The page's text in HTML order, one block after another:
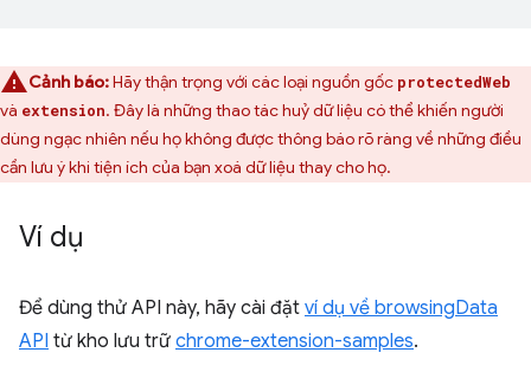
Cảnh báo:Hãy thận trọng với các loại nguồn gốc protectedWeb
và extension. Đây là những thao tác huỷ dữ liệu có thể khiến người
dùng ngạc nhiên nếu họ không được thông báo rõ ràng về những điều
cần lưu ý khi tiện ích của bạn xoá dữ liệu thay cho họ.
Ví dụ
Để dùng thử API này, hãy cài đặt ví dụ về browsingData
API từ kho lưu trữ chrome-extension-samples.